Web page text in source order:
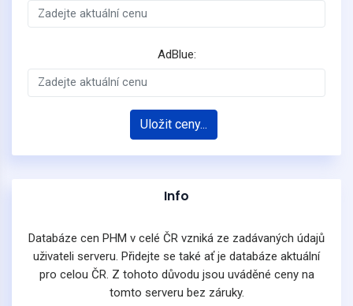
AdBlue:
Uložit ceny...
Info
Databáze cen PHM v celé ČR vzniká ze zadávaných údajů
uživateli serveru. Přidejte se také ať je databáze aktuální
pro celou ČR. Z tohoto důvodu jsou uváděné ceny na
tomto serveru bez záruky.